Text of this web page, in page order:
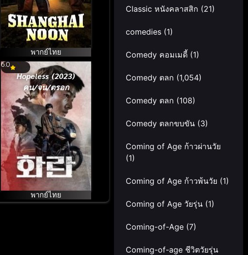
พากย์ไทย
6.0
Hopeless (2023)
คน/จน/ตรอก
พากย์ไทย
Classic หนังคลาสสิก (21)
comedies (1)
Comedy คอมเมดี้ (1)
Comedy ตลก (1,054)
Comedy ตลก (108)
Comedy ตลกขบขัน (3)
Coming of Age ก้าวผ่านวัย
(1)
Coming of Age ก้าวพ้นวัย (1)
Coming of Age วัยรุ่น (1)
Coming-of-Age (7)
Coming-of-age ชีวิตวัยรุ่น